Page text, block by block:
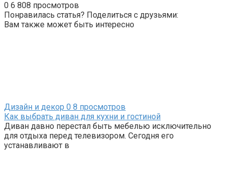
0 6 808 просмотров
Понравилась статья? Поделиться с друзьями:
Вам также может быть интересно
Дизайн и декор 0 8 просмотров
Как выбрать диван для кухни и гостиной
Диван давно перестал быть мебелью исключительно
для отдыха перед телевизором. Сегодня его
устанавливают в